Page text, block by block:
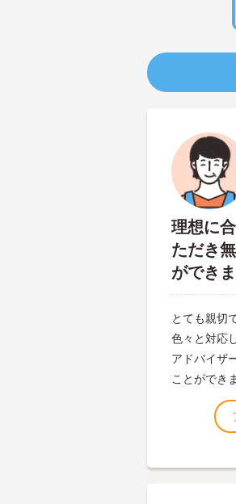
理想に
ただき
ができま
とても親切
色々と対応
アドバイザ
ことができ